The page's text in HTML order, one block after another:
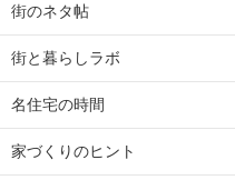
街のネタ帖
街と暮らしラボ
名住宅の時間
家づくりのヒント